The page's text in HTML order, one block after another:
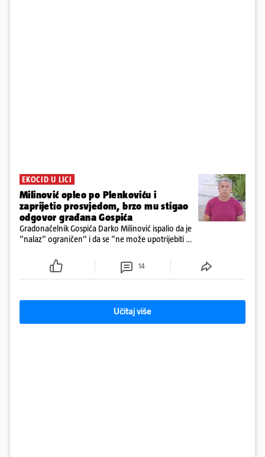
EKOCID U LICI
Milinović opleo po Plenkoviću i
zaprijetio prosvjedom, brzo mu stigao
odgovor građana Gospića
Gradonačelnik Gospića Darko Milinović ispalio da je
"nalaz" ograničen" i da se "ne može upotrijebiti za
ga je naručio Uskok i da je dio spisa
14
Učitaj više